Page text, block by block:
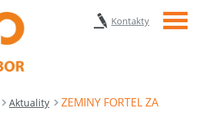
Kontakty Menu
Aktuality
ZEMINY FORTEL ZA